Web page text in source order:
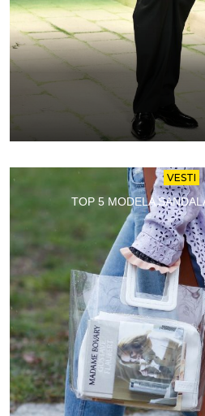
VESTI
TOP 5 MODELA